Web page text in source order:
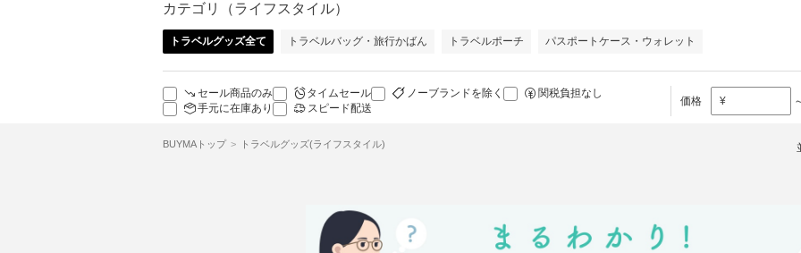
カテゴリ（ライフスタイル）
トラベルグッズ全て トラベルバッグ・旅行かばん トラベルポーチ パスポートケース・ウォレット
セール商品のみ タイムセール ノーブランドを除く
関税負担なし
手元に在庫あり
スピード配送
価格 ¥
BUYMAトップ トラベルグッズ(ライフスタイル)